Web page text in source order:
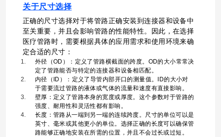
关于尺寸选择
正确的尺寸选择对于将管路正确安装到连接器和设备中
至关重要，并且会影响管路的性能特性。因此，在选择
医疗管路时，需要根据具体的应用需求和使用环境来确
定合适的尺寸 ：
外径（OD）：定义了管路横截面的跨度。OD的大小常常决
定了管路能否与特定的连接器和设备相匹配。
内径（ID）：定义了导管内部开口的测量值。ID的大小对
于需要流过管路的液体或气体的流量和速度有直接影响。
壁厚：定义了管路本身的宽度或厚度。这个参数对于管路的
强度、耐用性和灵活性都有影响。
长度：管路从一端到另一端的连续跨度。尺寸的单位可以是
英寸、毫米或其他更小的单位。选择正确的长度可以确保管
路能够正确地安装在所需的位置，并且不会过长或过短。